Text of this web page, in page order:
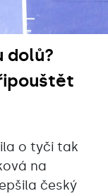
dolů?
o tyči tak
na
český